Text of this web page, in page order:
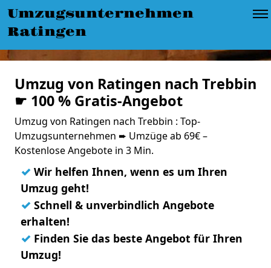
Umzugsunternehmen
Ratingen
Umzug von Ratingen nach Trebbin
☛ 100 % Gratis-Angebot
Umzug von Ratingen nach Trebbin : Top-
Umzugsunternehmen ➨ Umzüge ab 69€ –
Kostenlose Angebote in 3 Min.
✓ Wir helfen Ihnen, wenn es um Ihren
Umzug geht!
✓ Schnell & unverbindlich Angebote
erhalten!
✓ Finden Sie das beste Angebot für Ihren
Umzug!